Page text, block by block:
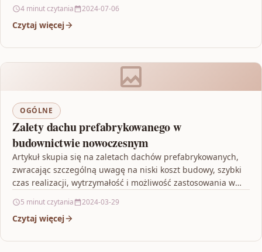
komponują się z…
4 minut czytania 2024-07-06
Czytaj więcej
OGÓLNE
Zalety dachu prefabrykowanego w
budownictwie nowoczesnym
Artykuł skupia się na zaletach dachów prefabrykowanych,
zwracając szczególną uwagę na niski koszt budowy, szybki
czas realizacji, wytrzymałość i możliwość zastosowania w
5 minut czytania 2024-03-29
Czytaj więcej